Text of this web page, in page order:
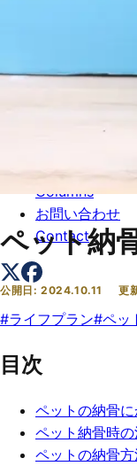
トップ
コラム一覧
Columns
お問い合わせ
Contact
ペット納
公開日:2024.10.11 更
#ライフプラン#ペッ
目次
ペットの納骨
ペット納骨時
ペットの納骨